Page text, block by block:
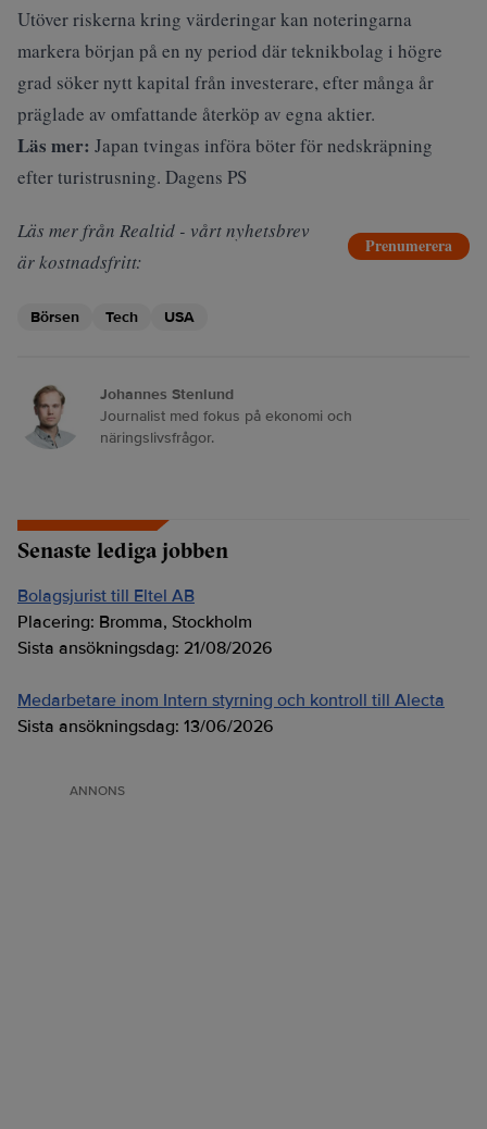
Utöver riskerna kring värderingar kan noteringarna
markera början på en ny period där teknikbolag i högre
grad söker nytt kapital från investerare, efter många år
präglade av omfattande återköp av egna aktier.
Läs mer: Japan tvingas införa böter för nedskräpning
efter turistrusning. Dagens PS
Läs mer från Realtid - vårt nyhetsbrev
är kostnadsfritt:
Prenumerera
Börsen Tech USA
Johannes Stenlund
Journalist med fokus på ekonomi och
näringslivsfrågor.
Senaste lediga jobben
Bolagsjurist till Eltel AB
Placering: Bromma, Stockholm
Sista ansökningsdag: 21/08/2026
Medarbetare inom Intern styrning och kontroll till Alecta
Sista ansökningsdag: 13/06/2026
ANNONS